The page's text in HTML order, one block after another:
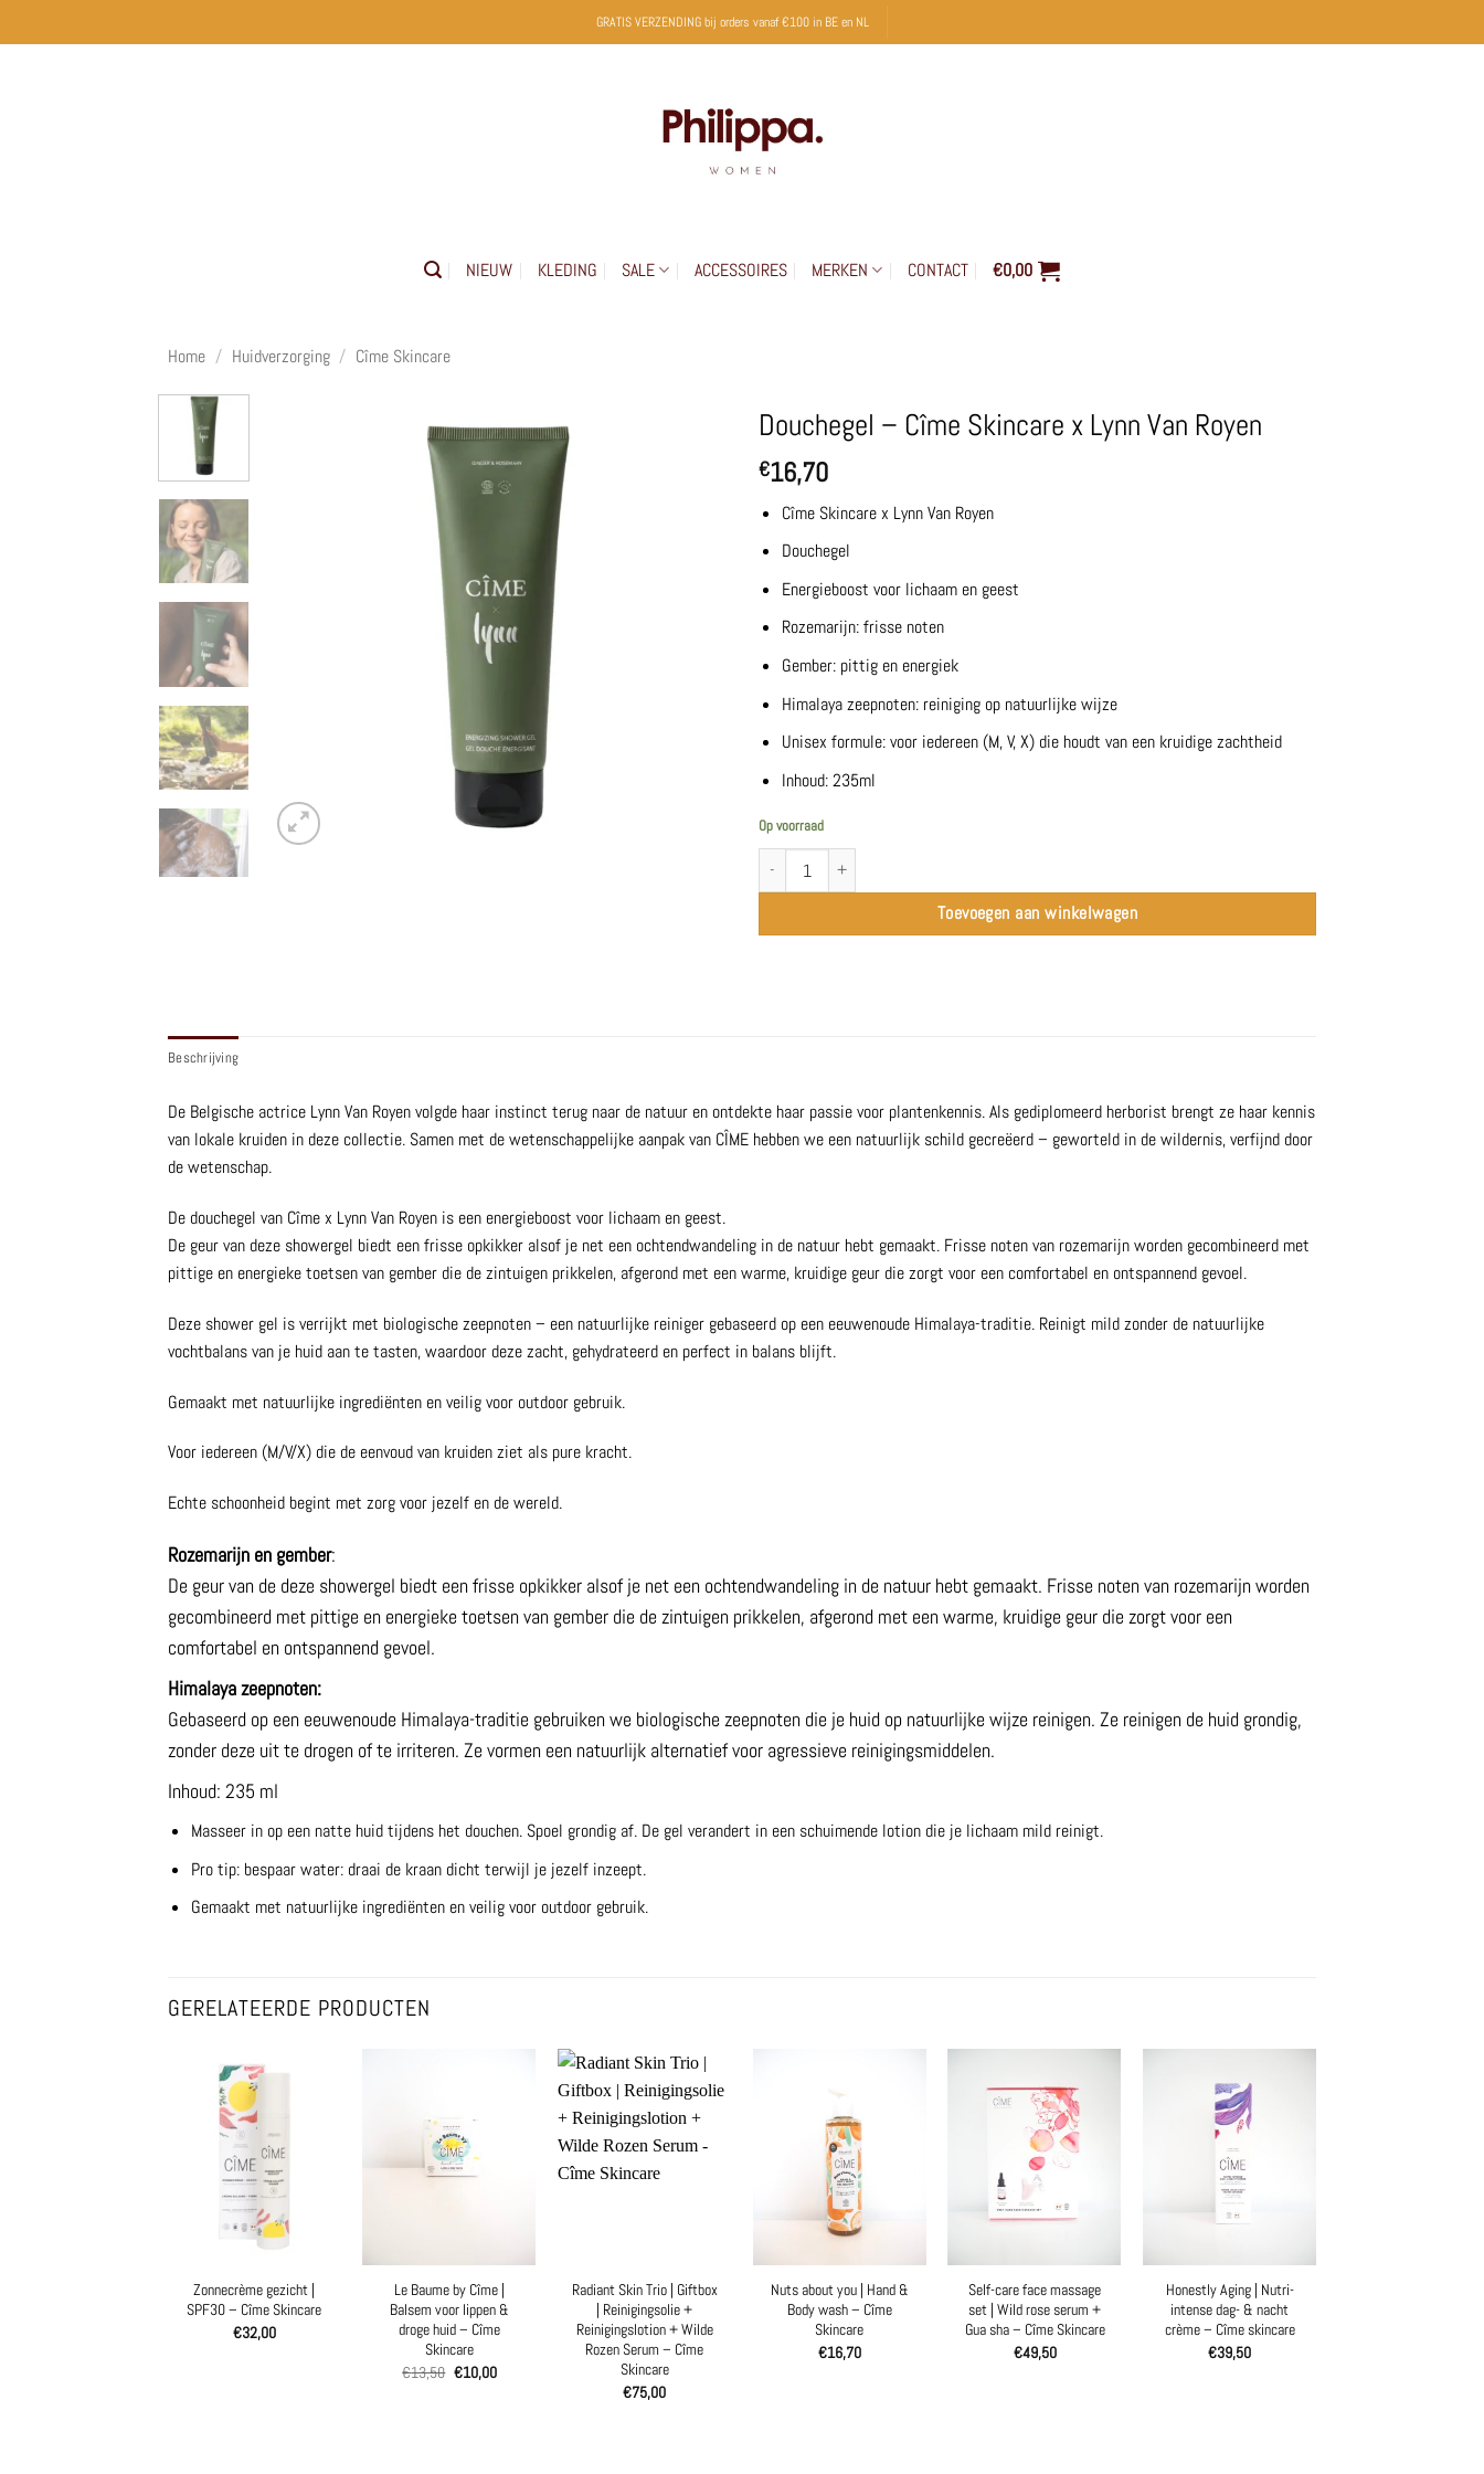
naar
GRATIS VERZENDING bij orders vanaf €100 in BE en NL
NIEUW KLEDING SALE ACCESSOIRES MERKEN CONTACT €0,00
Home / Huidverzorging / Cîme Skincare
Douchegel – Cîme Skincare x Lynn Van Royen
€16,70
Cîme Skincare x Lynn Van Royen
Douchegel
Energieboost voor lichaam en geest
Rozemarijn: frisse noten
Gember: pittig en energiek
Himalaya zeepnoten: reiniging op natuurlijke wijze
Unisex formule: voor iedereen (M, V, X) die houdt van een kruidige zachtheid
Inhoud: 235ml
Op voorraad
Douchegel - Cîme Skincare x Lynn Van Royen aantal
Toevoegen aan winkelwagen
Beschrijving
De Belgische actrice Lynn Van Royen volgde haar instinct terug naar de natuur en ontdekte haar passie voor plantenkennis. Als gediplomeerd herborist brengt ze haar kennis
van lokale kruiden in deze collectie. Samen met de wetenschappelijke aanpak van CÎME hebben we een natuurlijk schild gecreëerd – geworteld in de wildernis, verfijnd door
de wetenschap.
De douchegel van Cîme x Lynn Van Royen is een energieboost voor lichaam en geest.
De geur van deze showergel biedt een frisse opkikker alsof je net een ochtendwandeling in de natuur hebt gemaakt. Frisse noten van rozemarijn worden gecombineerd met
pittige en energieke toetsen van gember die de zintuigen prikkelen, afgerond met een warme, kruidige geur die zorgt voor een comfortabel en ontspannend gevoel.
Deze shower gel is verrijkt met biologische zeepnoten – een natuurlijke reiniger gebaseerd op een eeuwenoude Himalaya-traditie. Reinigt mild zonder de natuurlijke
vochtbalans van je huid aan te tasten, waardoor deze zacht, gehydrateerd en perfect in balans blijft.
Gemaakt met natuurlijke ingrediënten en veilig voor outdoor gebruik.
Voor iedereen (M/V/X) die de eenvoud van kruiden ziet als pure kracht.
Echte schoonheid begint met zorg voor jezelf en de wereld.
Rozemarijn en gember:
De geur van de deze showergel biedt een frisse opkikker alsof je net een ochtendwandeling in de natuur hebt gemaakt. Frisse noten van rozemarijn worden
gecombineerd met pittige en energieke toetsen van gember die de zintuigen prikkelen, afgerond met een warme, kruidige geur die zorgt voor een
comfortabel en ontspannend gevoel.
Himalaya zeepnoten:
Gebaseerd op een eeuwenoude Himalaya-traditie gebruiken we biologische zeepnoten die je huid op natuurlijke wijze reinigen. Ze reinigen de huid grondig,
zonder deze uit te drogen of te irriteren. Ze vormen een natuurlijk alternatief voor agressieve reinigingsmiddelen.
Inhoud: 235 ml
Masseer in op een natte huid tijdens het douchen. Spoel grondig af. De gel verandert in een schuimende lotion die je lichaam mild reinigt.
Pro tip: bespaar water: draai de kraan dicht terwijl je jezelf inzeept.
Gemaakt met natuurlijke ingrediënten en veilig voor outdoor gebruik.
GERELATEERDE PRODUCTEN
Zonnecrème gezicht |
SPF30 – Cîme Skincare
€32,00
Le Baume by Cîme |
Balsem voor lippen &
droge huid – Cîme
Skincare
€13,50 Oorspronkelijke
€10,00Huidige
Radiant Skin Trio | Giftbox
| Reinigingsolie +
Reinigingslotion + Wilde
Rozen Serum – Cîme
Skincare
€75,00
Nuts about you | Hand &
Body wash – Cîme
Skincare
€16,70
Self-care face massage
set | Wild rose serum +
Gua sha – Cîme Skincare
€49,50
Honestly Aging | Nutri-
intense dag- & nacht
crème – Cîme skincare
€39,50